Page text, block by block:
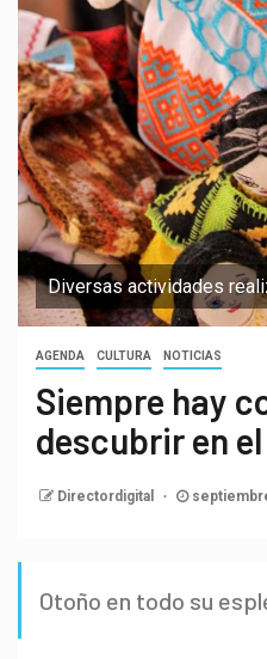
Diversas actividades
AGENDA CULTURA NOTICIAS
Siempre hay
descubrir en el
Directordigital
Otoño en todo su